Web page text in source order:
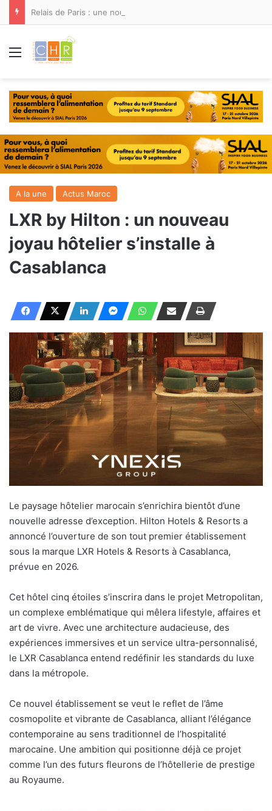
Menu
A la une Actus Maroc
LXR by Hilton : un nouveau
joyau hôtelier s’installe à
Casablanca
Le paysage hôtelier marocain s’enrichira bientôt d’une
nouvelle adresse d’exception. Hilton Hotels & Resorts a
annoncé l’ouverture de son tout premier établissement
sous la marque LXR Hotels & Resorts à Casablanca,
prévue en 2026.
Cet hôtel cinq étoiles s’inscrira dans le projet Metropolitan,
un complexe emblématique qui mêlera lifestyle, affaires et
art de vivre. Avec une architecture audacieuse, des
expériences immersives et un service ultra-personnalisé,
le LXR Casablanca entend redéfinir les standards du luxe
dans la métropole.
Ce nouvel établissement se veut le reflet de l’âme
cosmopolite et vibrante de Casablanca, alliant l’élégance
contemporaine au sens traditionnel de l’hospitalité
marocaine. Une ambition qui positionne déjà ce projet
comme l’un des futurs fleurons de l’hôtellerie de prestige
au Royaume.